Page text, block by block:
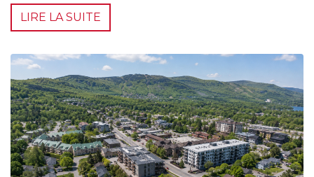
Avec
un
immobilier,
êtes
bien
protégé!
Le
courtier
LIRE LA SUITE